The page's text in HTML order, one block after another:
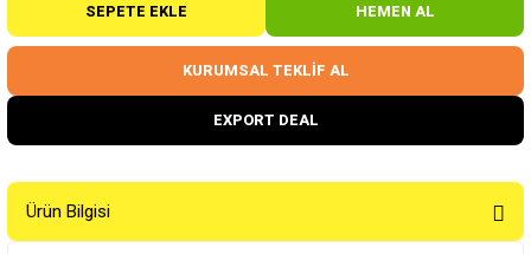
SEPETE EKLE HEMEN AL
KURUMSAL TEKLİF AL
EXPORT DEAL
Ürün Bilgisi